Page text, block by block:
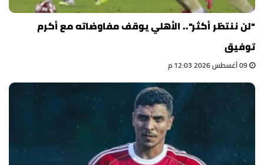
"لن ننتظر أكثر".. الأهلي يوقف مفاوضاته مع أكرم
توفيق